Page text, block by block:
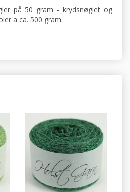
på 50 gram - krydsnøglet og
a ca. 500 gram.